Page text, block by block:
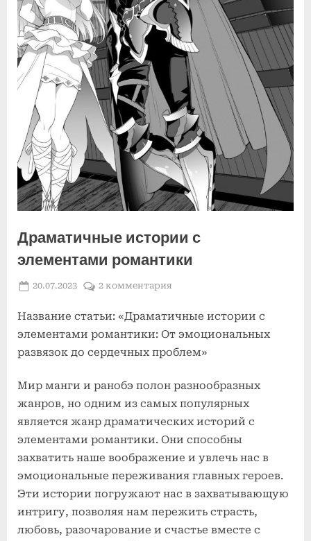
Драматичные истории с
элементами романтики
Posted
20.07.2023 2 комментария
Драматичные
истории
с
Название статьи: «Драматичные истории с
элементами романтики: От эмоциональных
развязок до сердечных проблем»
Мир манги и ранобэ полон разнообразных
жанров, но одним из самых популярных
является жанр драматических историй с
элементами романтики. Они способны
захватить наше воображение и увлечь нас в
эмоциональные переживания главных героев.
Эти истории погружают нас в захватывающую
интригу, позволяя нам пережить страсть,
любовь, разочарование и счастье вместе с